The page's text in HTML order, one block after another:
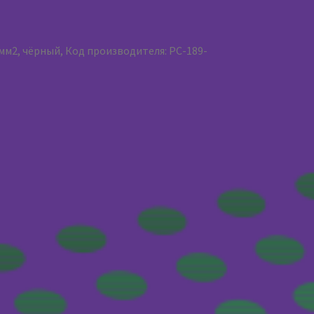
чёрный, Код производителя: PC-189-